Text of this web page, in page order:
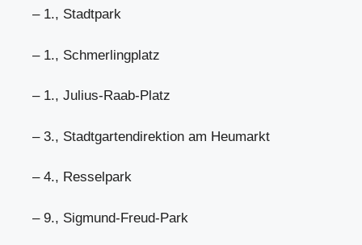
– 1., Stadtpark
– 1., Schmerlingplatz
– 1., Julius-Raab-Platz
– 3., Stadtgartendirektion am Heumarkt
– 4., Resselpark
– 9., Sigmund-Freud-Park